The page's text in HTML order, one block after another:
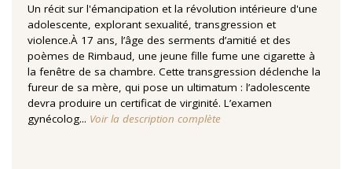
Un récit sur l'émancipation et la révolution intérieure d'une
adolescente, explorant sexualité, transgression et
violence.À 17 ans, l’âge des serments d’amitié et des
poèmes de Rimbaud, une jeune fille fume une cigarette à
la fenêtre de sa chambre. Cette transgression déclenche la
fureur de sa mère, qui pose un ultimatum : l’adolescente
devra produire un certificat de virginité. L’examen
gynécolog... Voir la description complète